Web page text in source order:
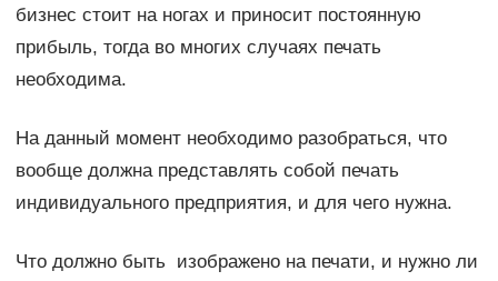
бизнес стоит на ногах и приносит постоянную
прибыль, тогда во многих случаях печать
необходима.
На данный момент необходимо разобраться, что
вообще должна представлять собой печать
индивидуального предприятия, и для чего нужна.
Что должно быть изображено на печати, и нужно ли